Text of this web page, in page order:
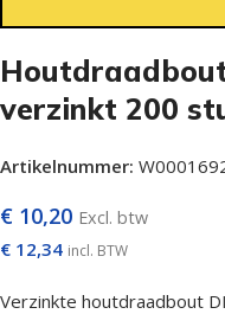
verzinkt 200
Artikelnummer:
€ 10,20 Excl. btw
€ 12,34 incl. BTW
Verzinkte houtdraadbout